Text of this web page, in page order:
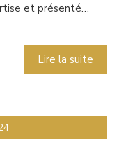
et présenté…
Lire la suite